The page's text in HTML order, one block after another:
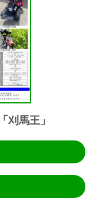
刈馬王」